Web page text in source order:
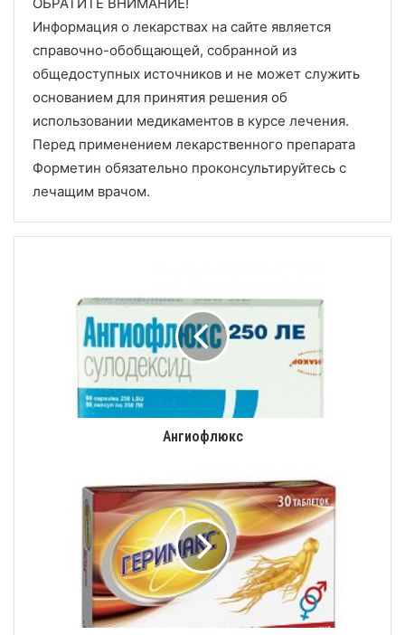
Информация о лекарствах на сайте является
справочно-обобщающей, собранной из
общедоступных источников и не может служить
основанием для принятия решения об
использовании медикаментов в курсе лечения.
Перед применением лекарственного препарата
Форметин обязательно проконсультируйтесь с
лечащим врачом.
Ангиофлюкс